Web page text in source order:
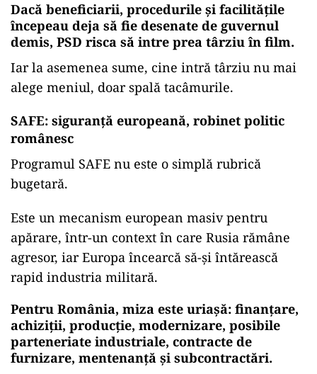
Dacă beneficiarii, procedurile și facilitățile
începeau deja să fie desenate de guvernul
demis, PSD risca să intre prea târziu în film.
Iar la asemenea sume, cine intră târziu nu mai
alege meniul, doar spală tacâmurile.
SAFE: siguranță europeană, robinet politic
românesc
Programul SAFE nu este o simplă rubrică
bugetară.
Este un mecanism european masiv pentru
apărare, într-un context în care Rusia rămâne
agresor, iar Europa încearcă să-și întărească
rapid industria militară.
Pentru România, miza este uriașă: finanțare,
achiziții, producție, modernizare, posibile
parteneriate industriale, contracte de
furnizare, mentenanță și subcontractări.